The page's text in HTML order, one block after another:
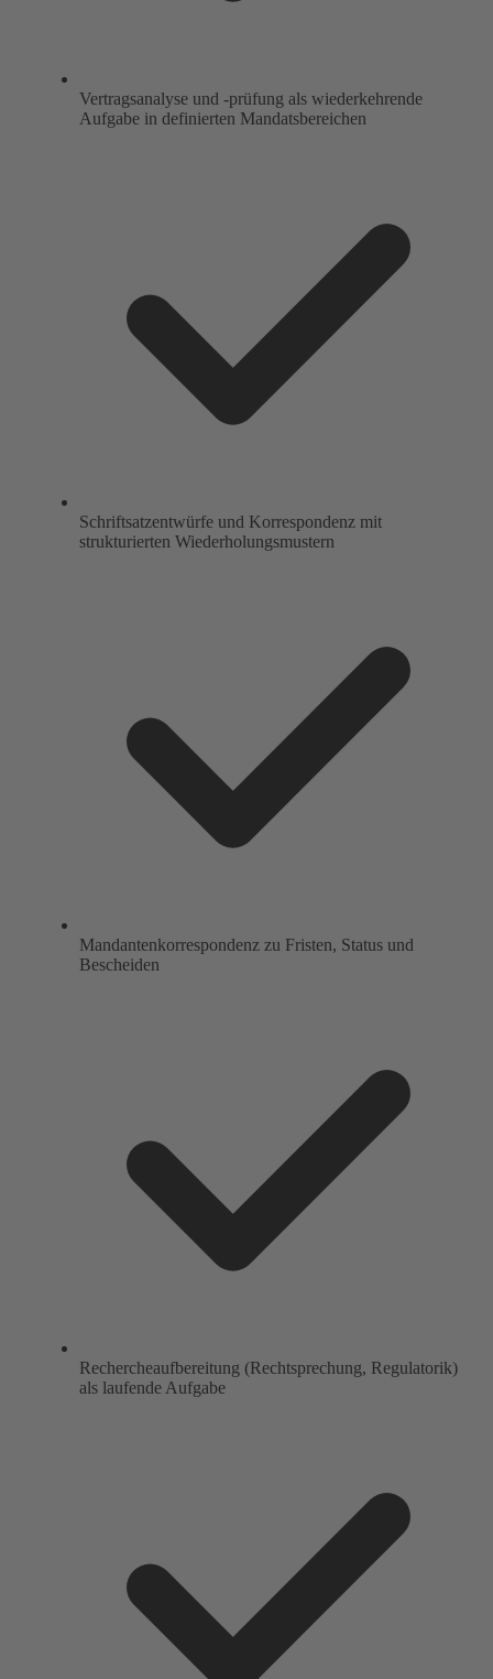
Vertragsanalyse und -prüfung als wiederkehrende
Aufgabe in definierten Mandatsbereichen
Schriftsatzentwürfe und Korrespondenz mit
strukturierten Wiederholungsmustern
Mandantenkorrespondenz zu Fristen, Status und
Bescheiden
Rechercheaufbereitung (Rechtsprechung, Regulatorik)
als laufende Aufgabe